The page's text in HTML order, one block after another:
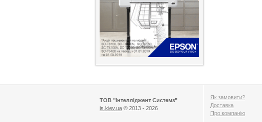
ТОВ "Інтелліджент Системз"
is.kiev.ua © 2013 - 2026
Як замовити?
Доставка
Про компанію